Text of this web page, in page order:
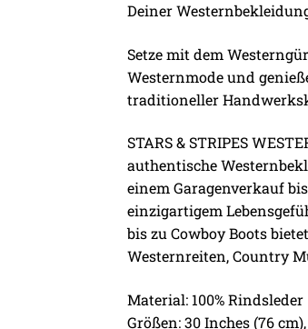
Deiner
Setze mit dem
Westernmode und
traditioneller
STARS & STRIPES
authentische
einem Garagenverkauf
einzigartigem
bis zu Cowboy Boots
Westernreiten, Country
Material: 100% Rindsleder
Größen: 30 Inches (76